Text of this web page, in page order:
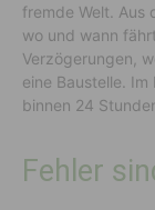
fremde Welt. Aus
wo und wann
Verzögerungen,
eine Baustelle.
binnen 24
Fehler